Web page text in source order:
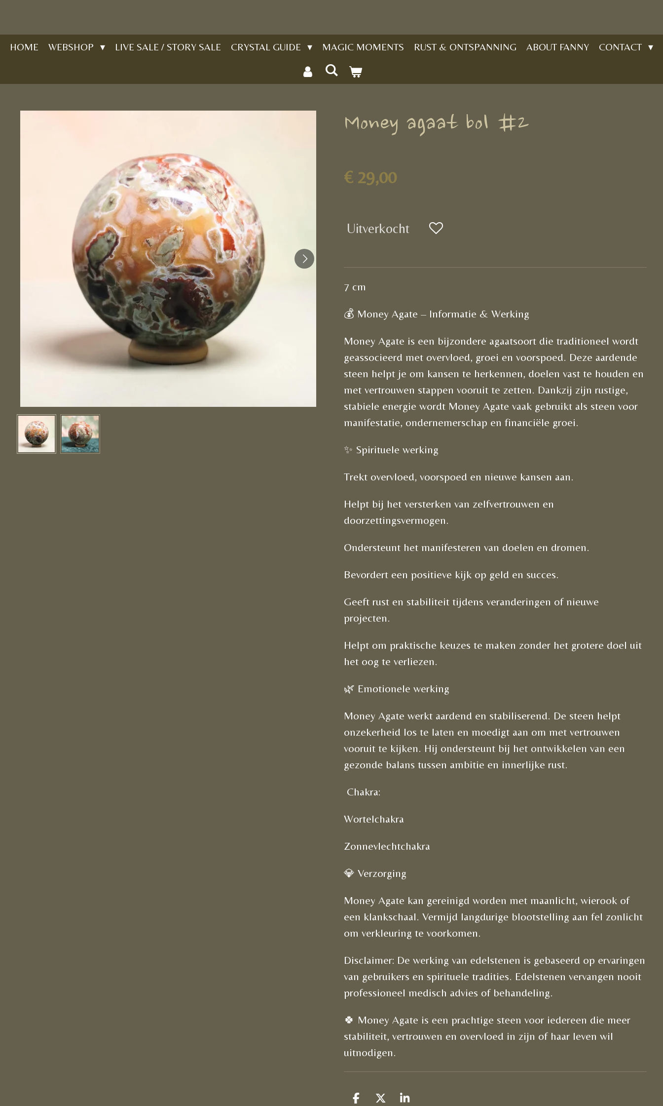
naar
HOME WEBSHOP LIVE SALE / STORY SALE CRYSTAL GUIDE MAGIC MOMENTS RUST & ONTSPANNING ABOUT FANNY CONTACT
Money agaat bol #2
€ 29,00
Uitverkocht
7 cm
💰 Money Agate – Informatie & Werking
Money Agate is een bijzondere agaatsoort die traditioneel wordt
geassocieerd met overvloed, groei en voorspoed. Deze aardende
steen helpt je om kansen te herkennen, doelen vast te houden en
met vertrouwen stappen vooruit te zetten. Dankzij zijn rustige,
stabiele energie wordt Money Agate vaak gebruikt als steen voor
manifestatie, ondernemerschap en financiële groei.
✨ Spirituele werking
Trekt overvloed, voorspoed en nieuwe kansen aan.
Helpt bij het versterken van zelfvertrouwen en
doorzettingsvermogen.
Ondersteunt het manifesteren van doelen en dromen.
Bevordert een positieve kijk op geld en succes.
Geeft rust en stabiliteit tijdens veranderingen of nieuwe
projecten.
Helpt om praktische keuzes te maken zonder het grotere doel uit
het oog te verliezen.
🌿 Emotionele werking
Money Agate werkt aardend en stabiliserend. De steen helpt
onzekerheid los te laten en moedigt aan om met vertrouwen
vooruit te kijken. Hij ondersteunt bij het ontwikkelen van een
gezonde balans tussen ambitie en innerlijke rust.
Chakra:
Wortelchakra
Zonnevlechtchakra
💎 Verzorging
Money Agate kan gereinigd worden met maanlicht, wierook of
een klankschaal. Vermijd langdurige blootstelling aan fel zonlicht
om verkleuring te voorkomen.
Disclaimer: De werking van edelstenen is gebaseerd op ervaringen
van gebruikers en spirituele tradities. Edelstenen vervangen nooit
professioneel medisch advies of behandeling.
🍀 Money Agate is een prachtige steen voor iedereen die meer
stabiliteit, vertrouwen en overvloed in zijn of haar leven wil
uitnodigen.
D
D
S